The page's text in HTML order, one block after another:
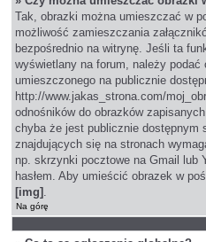
Tak, obrazki można umieszczać w
możliwość zamieszczania
bezpośrednio na witrynę. Jeśli ta
wyświetlany na forum, należy podać
umieszczonego na publicznie
http://www.jakas_strona.com/
odnośników do obrazków
chyba że jest publicznie dostępnym
znajdujących się na stronach
np. skrzynki pocztowe na Gmail lub
hasłem. Aby umieścić obrazek w
[img] .
Na górę